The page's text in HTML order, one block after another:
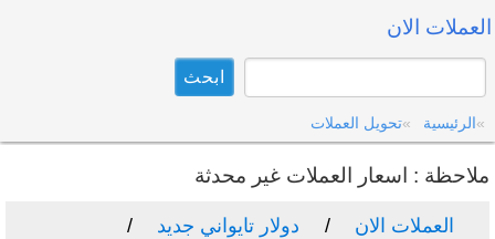
العملات الان
الرئيسية تحويل العملات
ملاحظة : اسعار العملات غير محدثة
العملات الان دولار تايواني جديد